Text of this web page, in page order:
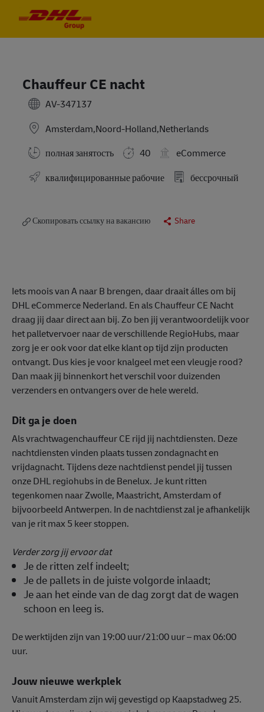
Chauffeur CE nacht
AV-347137
Amsterdam,Noord-Holland,Netherlands
полная занятость
40
eCommerce
квалифицированные рабочие
бессрочный
Скопировать ссылку на вакансию Share
Iets moois van A naar B brengen, daar draait álles om bij
DHL eCommerce Nederland. En als Chauffeur CE Nacht
draag jij daar direct aan bij. Zo ben jij verantwoordelijk voor
het palletvervoer naar de verschillende RegioHubs, maar
zorg je er ook voor dat elke klant op tijd zijn producten
ontvangt. Dus kies je voor knalgeel met een vleugje rood?
Dan maak jij binnenkort het verschil voor duizenden
verzenders en ontvangers over de hele wereld.
Dit ga je doen
Als vrachtwagenchauffeur CE rijd jij nachtdiensten. Deze
nachtdiensten vinden plaats tussen zondagnacht en
vrijdagnacht. Tijdens deze nachtdienst pendel jij tussen
onze DHL regiohubs in de Benelux. Je kunt ritten
tegenkomen naar Zwolle, Maastricht, Amsterdam of
bijvoorbeeld Antwerpen. In de nachtdienst zal je afhankelijk
van je rit max 5 keer stoppen.
Verder zorg jij ervoor dat
Je de ritten zelf indeelt;
Je de pallets in de juiste volgorde inlaadt;
Je aan het einde van de dag zorgt dat de wagen
schoon en leeg is.
De werktijden zijn van 19:00 uur/21:00 uur – max 06:00
uur.
Jouw nieuwe werkplek
Vanuit Amsterdam zijn wij gevestigd op Kaapstadweg 25.